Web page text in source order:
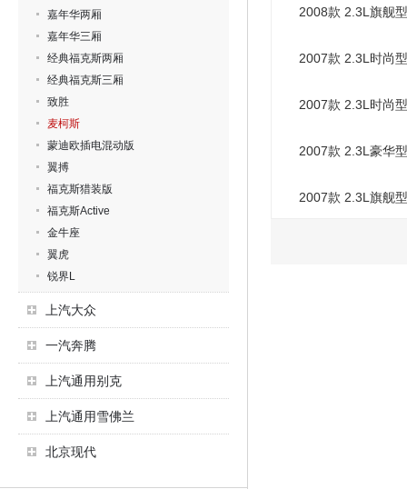
嘉年华两厢
嘉年华三厢
经典福克斯两厢
经典福克斯三厢
致胜
麦柯斯
蒙迪欧插电混动版
翼搏
福克斯猎装版
福克斯Active
金牛座
翼虎
锐界L
上汽大众
一汽奔腾
上汽通用别克
上汽通用雪佛兰
北京现代
2008款 2.3L旗舰
2007款 2.3L时尚
2007款 2.3L时尚型
2007款 2.3L豪华型
2007款 2.3L旗舰型